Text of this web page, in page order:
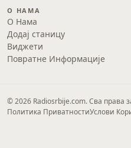
О НАМА
О Нама
Додај станицу
Виджети
Повратне Информације
© 2026 Radiosrbije.com. Сва права
Политика ПриватностиУслови